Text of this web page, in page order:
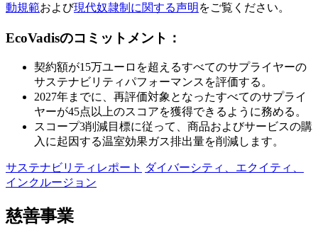
動規範および現代奴隷制に関する声明 をご覧ください。
EcoVadisのコミットメント：
契約額が15万ユーロを超えるすべてのサプライヤーの
サステナビリティパフォーマンスを評価する。
2027年までに、再評価対象となったすべてのサプライ
ヤーが45点以上のスコアを獲得できるように務める。
スコープ3削減目標に従って、商品およびサービスの購
入に起因する温室効果ガス排出量を削減します。
サステナビリティレポート ダイバーシティ、エクイティ、
インクルージョン
慈善事業